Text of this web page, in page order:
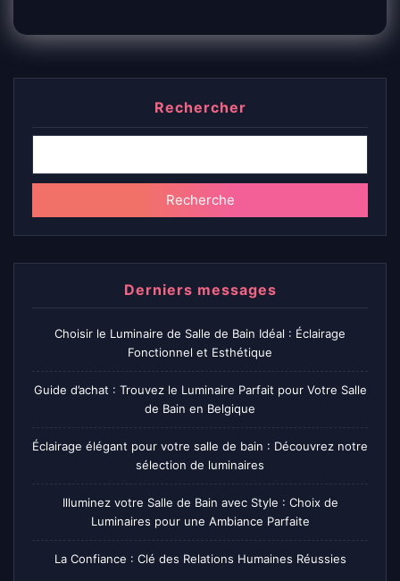
Rechercher
Recherche
Derniers messages
Choisir le Luminaire de Salle de Bain Idéal : Éclairage
Fonctionnel et Esthétique
Guide d’achat : Trouvez le Luminaire Parfait pour Votre Salle
de Bain en Belgique
Éclairage élégant pour votre salle de bain : Découvrez notre
sélection de luminaires
Illuminez votre Salle de Bain avec Style : Choix de
Luminaires pour une Ambiance Parfaite
La Confiance : Clé des Relations Humaines Réussies